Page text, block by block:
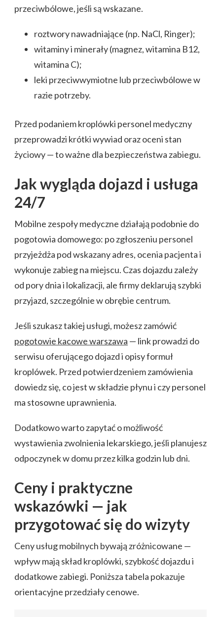
przeciwbólowe, jeśli są wskazane.
roztwory nawadniające (np. NaCl, Ringer);
witaminy i minerały (magnez, witamina B12,
witamina C);
leki przeciwwymiotne lub przeciwbólowe w
razie potrzeby.
Przed podaniem kroplówki personel medyczny
przeprowadzi krótki wywiad oraz oceni stan
życiowy — to ważne dla bezpieczeństwa zabiegu.
Jak wygląda dojazd i usługa
24/7
Mobilne zespoły medyczne działają podobnie do
pogotowia domowego: po zgłoszeniu personel
przyjeżdża pod wskazany adres, ocenia pacjenta i
wykonuje zabieg na miejscu. Czas dojazdu zależy
od pory dnia i lokalizacji, ale firmy deklarują szybki
przyjazd, szczególnie w obrębie centrum.
Jeśli szukasz takiej usługi, możesz zamówić
pogotowie kacowe warszawa — link prowadzi do
serwisu oferującego dojazd i opisy formuł
kroplówek. Przed potwierdzeniem zamówienia
dowiedz się, co jest w składzie płynu i czy personel
ma stosowne uprawnienia.
Dodatkowo warto zapytać o możliwość
wystawienia zwolnienia lekarskiego, jeśli planujesz
odpoczynek w domu przez kilka godzin lub dni.
Ceny i praktyczne
wskazówki — jak
przygotować się do wizyty
Ceny usług mobilnych bywają zróżnicowane —
wpływ mają skład kroplówki, szybkość dojazdu i
dodatkowe zabiegi. Poniższa tabela pokazuje
orientacyjne przedziały cenowe.